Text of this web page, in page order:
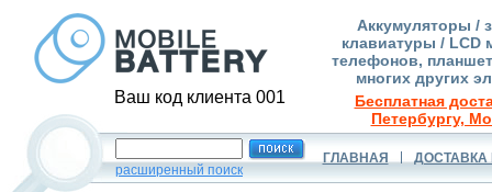
Ваш код клиента 001
Аккумуляторы /
клавиатуры / LCD
телефонов,
многих других
Бесплатная
Петербургу,
расширенный поиск
ГЛАВНАЯ ДОСТАВКА